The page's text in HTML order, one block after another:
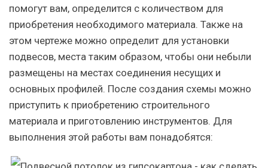
помогут вам, определится с количеством для
приобретения необходимого материала. Также на
этом чертеже можно определит для установки
подвесов, места таким образом, чтобы они небыли
размещены на местах соединения несущих и
основных профилей. После создания схемы можно
приступить к приобретению строительного
материала и приготовлению инструментов. Для
выполнения этой работы вам понадобятся: